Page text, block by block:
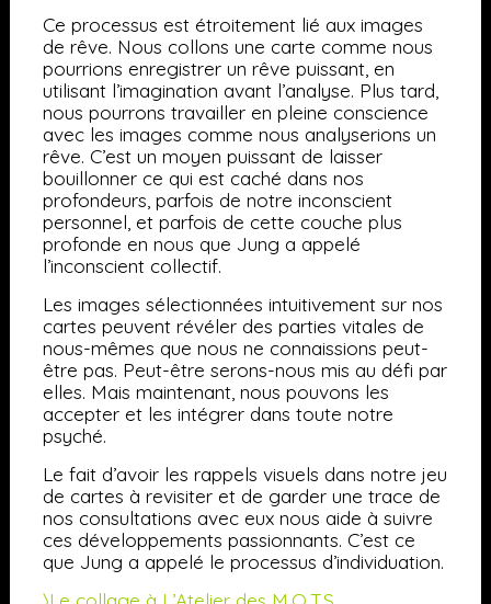
Ce processus est étroitement lié aux images
de rêve. Nous collons une carte comme nous
pourrions enregistrer un rêve puissant, en
utilisant l’imagination avant l’analyse. Plus tard,
nous pourrons travailler en pleine conscience
avec les images comme nous analyserions un
rêve. C’est un moyen puissant de laisser
bouillonner ce qui est caché dans nos
profondeurs, parfois de notre inconscient
personnel, et parfois de cette couche plus
profonde en nous que Jung a appelé
l’inconscient collectif.
Les images sélectionnées intuitivement sur nos
cartes peuvent révéler des parties vitales de
nous-mêmes que nous ne connaissions peut-
être pas. Peut-être serons-nous mis au défi par
elles. Mais maintenant, nous pouvons les
accepter et les intégrer dans toute notre
psyché.
Le fait d’avoir les rappels visuels dans notre jeu
de cartes à revisiter et de garder une trace de
nos consultations avec eux nous aide à suivre
ces développements passionnants. C’est ce
que Jung a appelé le processus d’individuation.